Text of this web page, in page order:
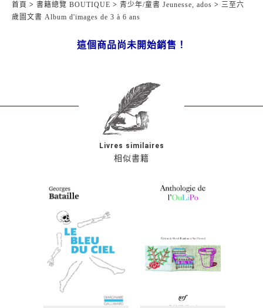
首頁 > 書籍總覽 BOUTIQUE > 青少年/童書 Jeunesse, ados > 三至六
歲圖文書 Album d'images de 3 à 6 ans
這個商品尚未開始銷售！
相似書籍
Livres similaires